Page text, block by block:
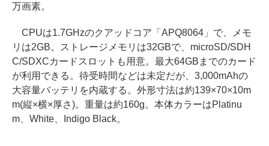
万画素。
CPUは1.7GHzのクアッドコア「APQ8064」で、メモ
リは2GB。ストレージメモリは32GBで、microSD/SDH
C/SDXCカードスロットも用意。最大64GBまでのカード
が利用できる。待受時間などは未定だが、3,000mAhの
大容量バッテリを内蔵する。外形寸法は約139×70×10m
m(縦×横×厚さ)。重量は約160g。本体カラーはPlatinu
m、White、Indigo Black。